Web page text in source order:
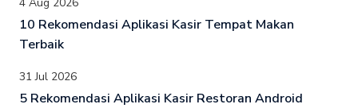
10 Rekomendasi Aplikasi Kasir Tempat Makan
Terbaik
31 Jul 2026
5 Rekomendasi Aplikasi Kasir Restoran Android